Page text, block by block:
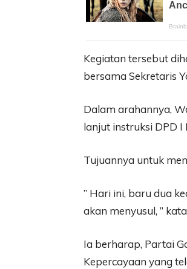
Kegiatan tersebut
bersama Sekretaris
Dalam arahannya,
lanjut instruksi DPD I
Tujuannya untuk
” Hari ini, baru dua
akan menyusul, ”
Ia berharap, Partai
Kepercayaan yang